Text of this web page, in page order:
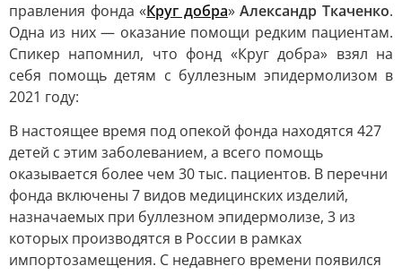
правления фонда «Круг добра»Александр Ткаченко.
Одна из них — оказание помощи редким пациентам.
Спикер напомнил, что фонд «Круг добра» взял на
себя помощь детям с буллезным эпидермолизом в
2021 году:
В настоящее время под опекой фонда находятся 427
детей с этим заболеванием, а всего помощь
оказывается более чем 30 тыс. пациентов. В перечни
фонда включены 7 видов медицинских изделий,
назначаемых при буллезном эпидермолизе, 3 из
которых производятся в России в рамках
импортозамещения. С недавнего времени появился